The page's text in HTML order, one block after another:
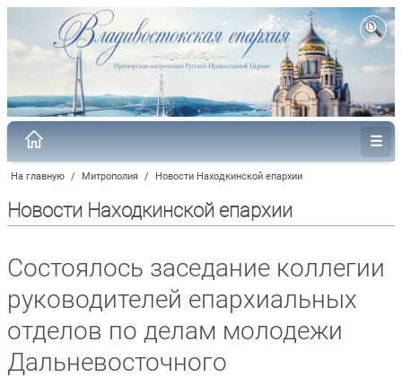
На главную / Митрополия / Новости Находкинской епархии
Новости Находкинской епархии
Состоялось заседание коллегии
руководителей епархиальных
отделов по делам молодежи
Дальневосточного